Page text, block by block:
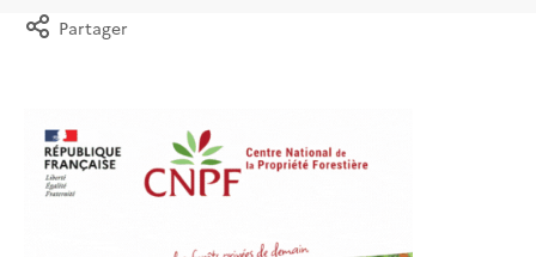
Partager